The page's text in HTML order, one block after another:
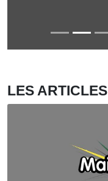
LES ARTICLES